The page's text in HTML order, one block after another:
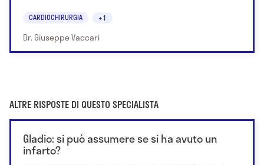
CARDIOCHIRURGIA +1
Dr. Giuseppe Vaccari
ALTRE RISPOSTE DI QUESTO SPECIALISTA
Gladio: si può assumere se si ha avuto un
infarto?